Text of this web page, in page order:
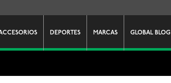
DEPORTES MARCAS GLOBAL BLOG